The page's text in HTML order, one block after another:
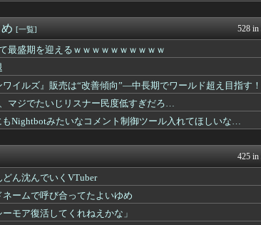
ゆとおはなし「なかよくなれるかな？！...
ホロち
！推しナイン発表会」...
を発表！！本日18時に詳細公開
ホロち
到達！『先生もう笑うしかなくなっとり...
ランキング各帯の空気感はこんな感じ
ホロちゃ
ダース本編そっちのけで極悪ミニゲーム...
ツイート聞くやつやってるの...
に見える
ホロ速
あったのか
ホロち
『みろくの里』がコラボで『フブキン...
ホロち
想で草 ホロ速
[一覧] 528 in
最盛期を迎えるｗｗｗｗｗｗｗｗｗｗ
ワイルズ』販売は“改善傾向”―中長期でワールド超え目指す！
マジでたいじリスナー民度低すぎだろ…
もNightbotみたいなコメント制御ツール入れてほしいな…
425 in
どん沈んでいくVTuber
ネームで呼び合ってたよいゆめ
モア復活してくれねえかな」